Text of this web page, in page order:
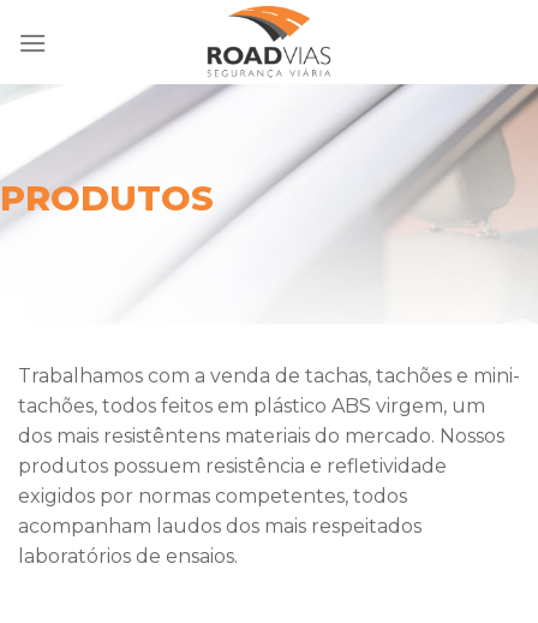
PRODUTOS
Trabalhamos com a venda de tachas, tachões e mini-
tachões, todos feitos em plástico ABS virgem, um
dos mais resistêntens materiais do mercado. Nossos
produtos possuem resistência e refletividade
exigidos por normas competentes, todos
acompanham laudos dos mais respeitados
laboratórios de ensaios.